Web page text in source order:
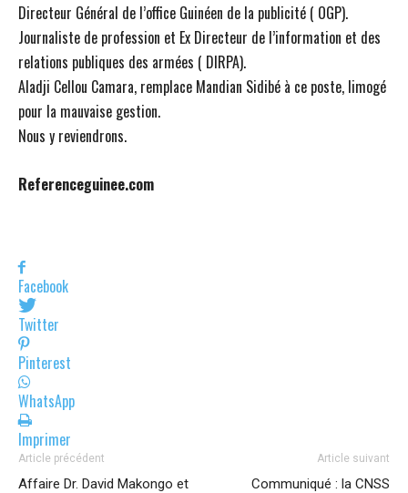
Directeur Général de l’office Guinéen de la publicité ( OGP).
Journaliste de profession et Ex Directeur de l’information et des
relations publiques des armées ( DIRPA).
Aladji Cellou Camara, remplace Mandian Sidibé à ce poste, limogé
pour la mauvaise gestion.
Nous y reviendrons.
Referenceguinee.com
Facebook
Twitter
Pinterest
WhatsApp
Imprimer
Article précédent
Affaire Dr. David Makongo et
Article suivant
Communiqué : la CNSS